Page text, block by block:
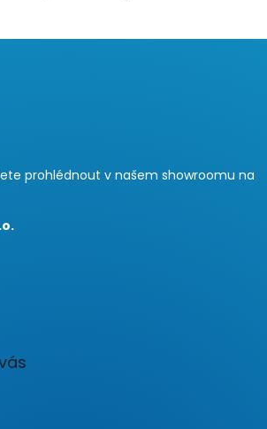
prohlédnout v našem showroomu na